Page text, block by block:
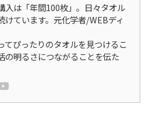
入は「年間100枚」。日々タオル
けています。元化学者/WEBディ
てぴったりのタオルを見つけるこ
の明るさにつながることを伝た